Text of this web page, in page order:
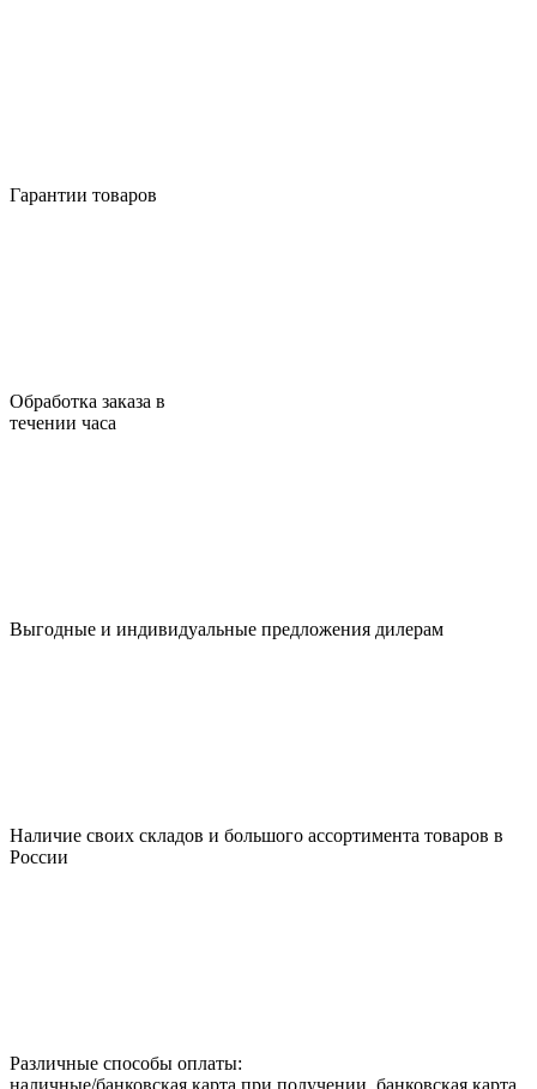
Гарантии товаров
Обработка заказа в
течении часа
Выгодные и индивидуальные предложения дилерам
Наличие своих складов и большого ассортимента товаров в
России
Различные способы оплаты:
наличные/банковская карта при получении, банковская карта